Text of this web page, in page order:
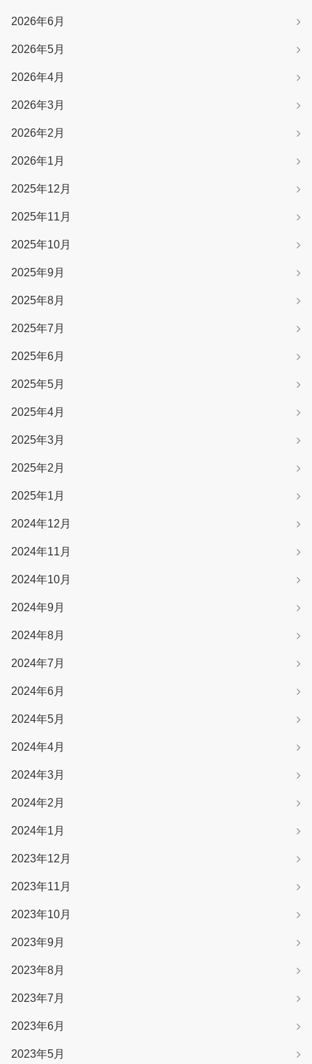
2026年6月
2026年5月
2026年4月
2026年3月
2026年2月
2026年1月
2025年12月
2025年11月
2025年10月
2025年9月
2025年8月
2025年7月
2025年6月
2025年5月
2025年4月
2025年3月
2025年2月
2025年1月
2024年12月
2024年11月
2024年10月
2024年9月
2024年8月
2024年7月
2024年6月
2024年5月
2024年4月
2024年3月
2024年2月
2024年1月
2023年12月
2023年11月
2023年10月
2023年9月
2023年8月
2023年7月
2023年6月
2023年5月